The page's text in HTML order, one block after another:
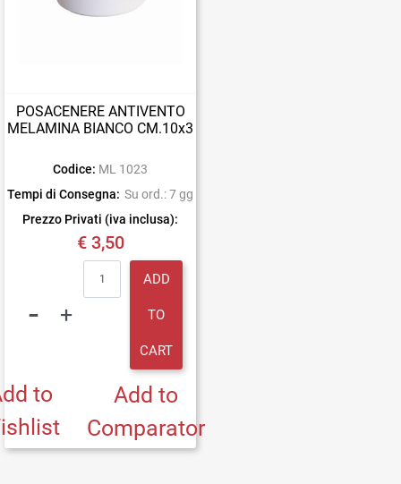
POSACENERE ANTIVENTO
MELAMINA BIANCO CM.10x3
Codice: ML 1023
Tempi di Consegna: Su ord.: 7 gg
Prezzo Privati (iva inclusa):
€ 3,50
ADD
TO
CART
to
Add to
Comparator